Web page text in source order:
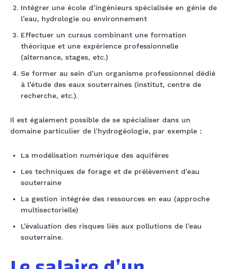
Intégrer une école d’ingénieurs spécialisée en génie de
l’eau, hydrologie ou environnement
Effectuer un cursus combinant une formation
théorique et une expérience professionnelle
(alternance, stages, etc.)
Se former au sein d’un organisme professionnel dédié
à l’étude des eaux souterraines (institut, centre de
recherche, etc.).
Il est également possible de se spécialiser dans un
domaine particulier de l’hydrogéologie, par exemple :
La modélisation numérique des aquifères
Les techniques de forage et de prélèvement d’eau
souterraine
La gestion intégrée des ressources en eau (approche
multisectorielle)
L’évaluation des risques liés aux pollutions de l’eau
souterraine.